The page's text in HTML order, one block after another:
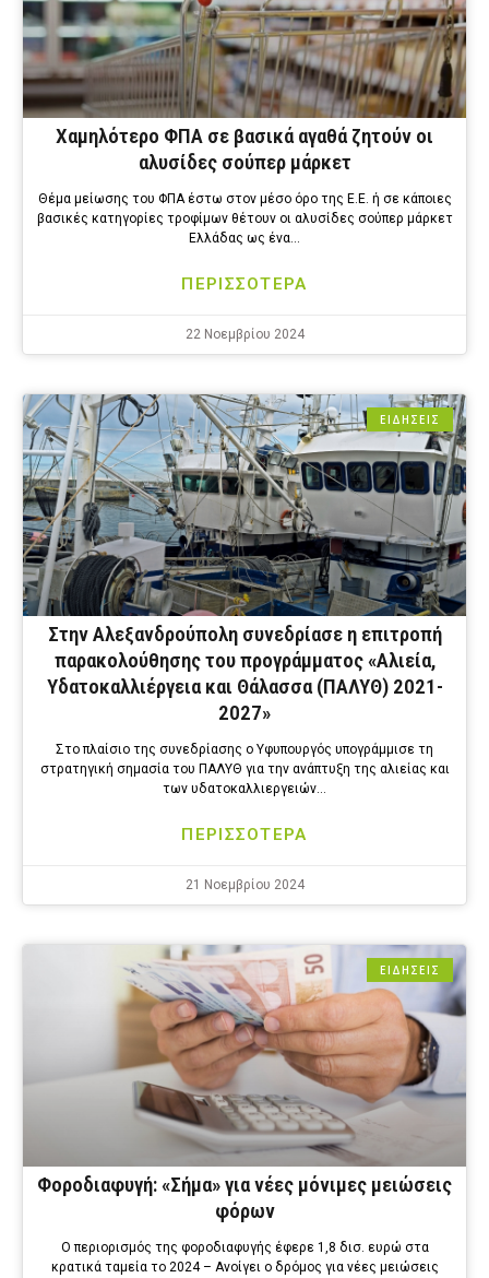
Χαμηλότερο ΦΠΑ σε βασικά αγαθά ζητούν οι
αλυσίδες σούπερ μάρκετ
Θέμα μείωσης του ΦΠΑ έστω στον μέσο όρο της Ε.Ε. ή σε κάποιες
βασικές κατηγορίες τροφίμων θέτουν οι αλυσίδες σούπερ μάρκετ
Ελλάδας ως ένα…
ΠΕΡΙΣΣΟΤΕΡΑ
22 Νοεμβρίου 2024
ΕΙΔΗΣΕΙΣ
Στην Αλεξανδρούπολη συνεδρίασε η επιτροπή
παρακολούθησης του προγράμματος «Αλιεία,
Υδατοκαλλιέργεια και Θάλασσα (ΠΑΛΥΘ) 2021-
2027»
Στο πλαίσιο της συνεδρίασης ο Υφυπουργός υπογράμμισε τη
στρατηγική σημασία του ΠΑΛΥΘ για την ανάπτυξη της αλιείας και
των υδατοκαλλιεργειών…
ΠΕΡΙΣΣΟΤΕΡΑ
21 Νοεμβρίου 2024
ΕΙΔΗΣΕΙΣ
Φοροδιαφυγή: «Σήμα» για νέες μόνιμες μειώσεις
φόρων
Ο περιορισμός της φοροδιαφυγής έφερε 1,8 δισ. ευρώ στα
κρατικά ταμεία το 2024 – Ανοίγει ο δρόμος για νέες μειώσεις